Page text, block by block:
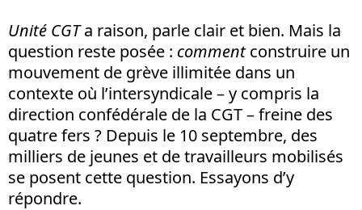
Unité CGTa raison, parle clair et bien. Mais la
question reste posée : commentconstruire un
mouvement de grève illimitée dans un
contexte où l’intersyndicale – y compris la
direction confédérale de la CGT – freine des
quatre fers ? Depuis le 10 septembre, des
milliers de jeunes et de travailleurs mobilisés
se posent cette question. Essayons d’y
répondre.